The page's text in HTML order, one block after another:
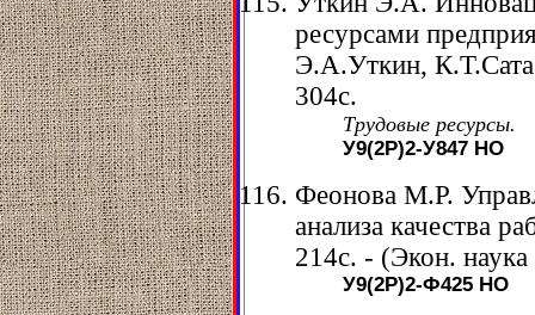
ресурсами
Э.А.Уткин,
304с.
Трудовые ресурсы.
У9(2Р)2-У847 НО
Феонова М.Р.
анализа качества
214с. - (Экон.
У9(2Р)2-Ф425 НО